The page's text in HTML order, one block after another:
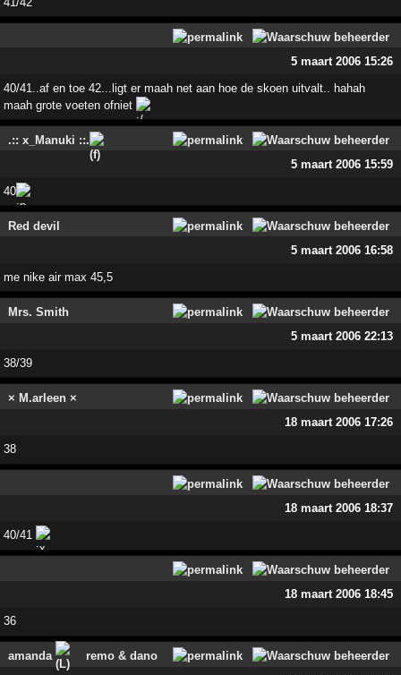
5 maart 2006 15:26
40/41..af en toe 42...ligt er maah net aan hoe de skoen uitvalt.. hahah
maah grote voeten ofniet
.:: x_Manuki ::.
5 maart 2006 15:59
40
Red devil
5 maart 2006 16:58
me nike air max 45,5
Mrs. Smith
5 maart 2006 22:13
38/39
× M.arleen ×
18 maart 2006 17:26
38
18 maart 2006 18:37
40/41
18 maart 2006 18:45
36
amanda
remo & dano